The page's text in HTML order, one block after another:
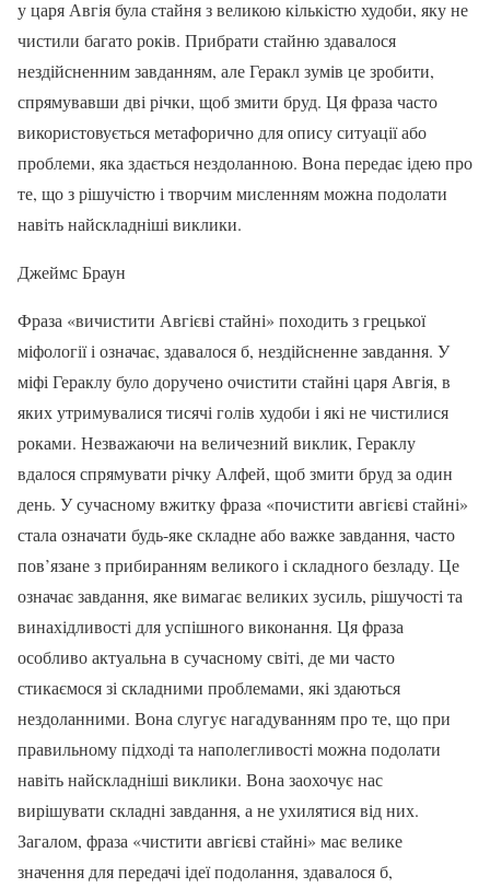
у царя Авгія була стайня з великою кількістю худоби, яку не
чистили багато років. Прибрати стайню здавалося
нездійсненним завданням, але Геракл зумів це зробити,
спрямувавши дві річки, щоб змити бруд. Ця фраза часто
використовується метафорично для опису ситуації або
проблеми, яка здається нездоланною. Вона передає ідею про
те, що з рішучістю і творчим мисленням можна подолати
навіть найскладніші виклики.
Джеймс Браун
Фраза «вичистити Авгієві стайні» походить з грецької
міфології і означає, здавалося б, нездійсненне завдання. У
міфі Гераклу було доручено очистити стайні царя Авгія, в
яких утримувалися тисячі голів худоби і які не чистилися
роками. Незважаючи на величезний виклик, Гераклу
вдалося спрямувати річку Алфей, щоб змити бруд за один
день. У сучасному вжитку фраза «почистити авгієві стайні»
стала означати будь-яке складне або важке завдання, часто
пов’язане з прибиранням великого і складного безладу. Це
означає завдання, яке вимагає великих зусиль, рішучості та
винахідливості для успішного виконання. Ця фраза
особливо актуальна в сучасному світі, де ми часто
стикаємося зі складними проблемами, які здаються
нездоланними. Вона слугує нагадуванням про те, що при
правильному підході та наполегливості можна подолати
навіть найскладніші виклики. Вона заохочує нас
вирішувати складні завдання, а не ухилятися від них.
Загалом, фраза «чистити авгієві стайні» має велике
значення для передачі ідеї подолання, здавалося б,